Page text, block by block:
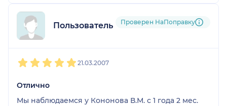
Пользователь форумаПроверен НаПоправку
21.03.2007
Отлично
Мы наблюдаемся у Кононова В.М. с 1 года 2 мес.